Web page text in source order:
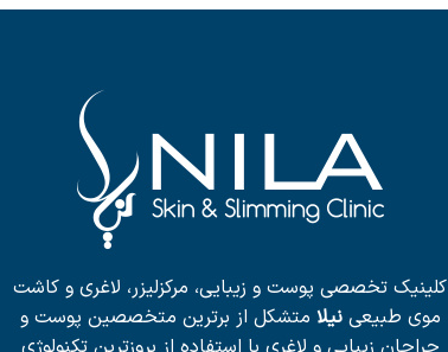
کلینیک تخصصی پوست و زیبایی، مرکزلیزر، لاغری و کاشت
موی طبیعینیلا متشکل از برترین متخصصین پوست و